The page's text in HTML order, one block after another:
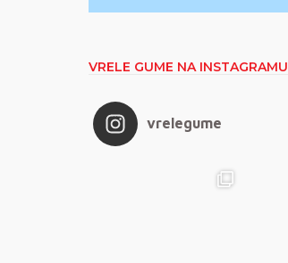
VRELE GUME NA INSTAGRAMU
vrelegume